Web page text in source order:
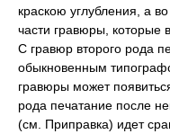
краскою углубления, а
части гравюры, которые
С гравюр второго рода
обыкновенным
гравюры может
рода печатание после
(см. Приправка) идет